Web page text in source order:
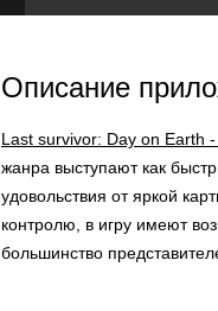
Описание
Last survivor: Day on Earth
жанра выступают как
удовольствия от яркой
контролю, в игру имеют
большинство